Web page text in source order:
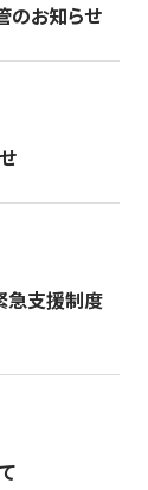
のお知らせ
急支援制度